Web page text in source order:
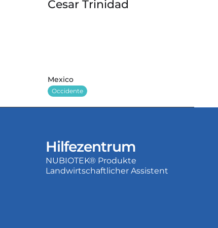
Cesar Trinidad
Mexico
Occidente
Hilfezentrum
NUBIOTEK® Produkte
Landwirtschaftlicher Assistent